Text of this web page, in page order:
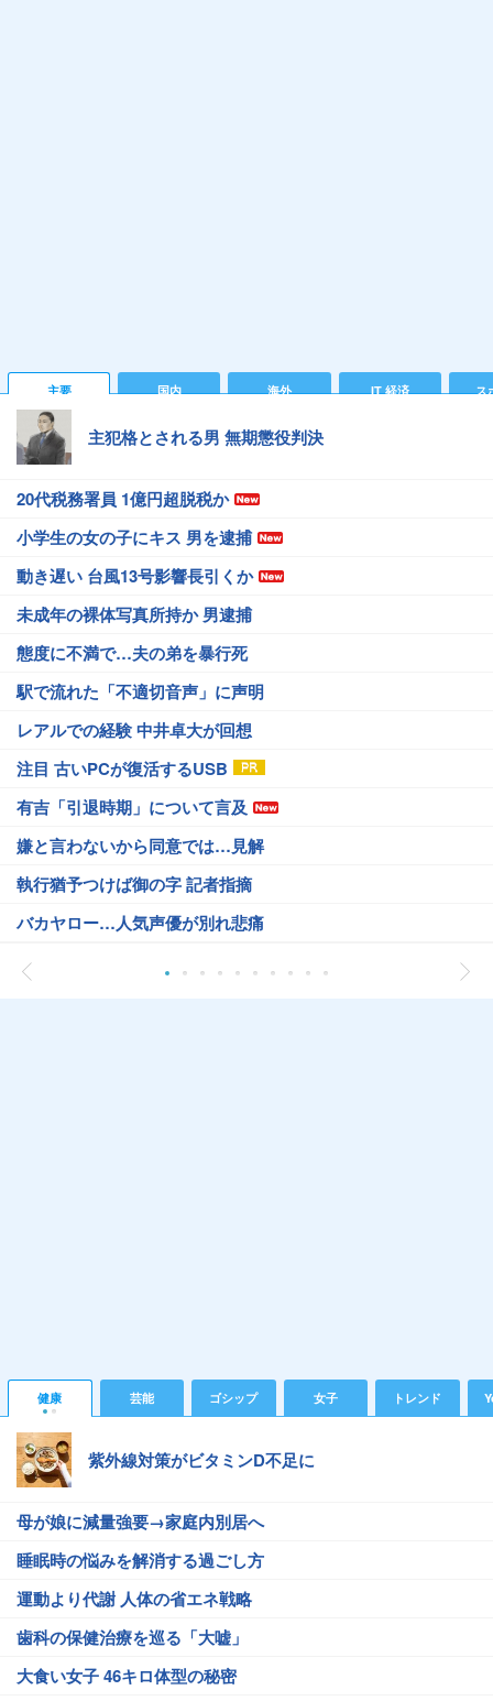
主要 国内 海外 IT 経済 ス
主犯格とされる男 無期懲役判決
20代税務署員 1億円超脱税か
小学生の女の子にキス 男を逮捕
動き遅い 台風13号影響長引くか
未成年の裸体写真所持か 男逮捕
態度に不満で…夫の弟を暴行死
駅で流れた「不適切音声」に声明
レアルでの経験 中井卓大が回想
注目 古いPCが復活するUSB
有吉「引退時期」について言及
嫌と言わないから同意では…見解
執行猶予つけば御の字 記者指摘
バカヤロー…人気声優が別れ悲痛
健康 芸能 ゴシップ 女子 トレンド
紫外線対策がビタミンD不足に
母が娘に減量強要→家庭内別居へ
睡眠時の悩みを解消する過ごし方
運動より代謝 人体の省エネ戦略
歯科の保健治療を巡る「大嘘」
大食い女子 46キロ体型の秘密